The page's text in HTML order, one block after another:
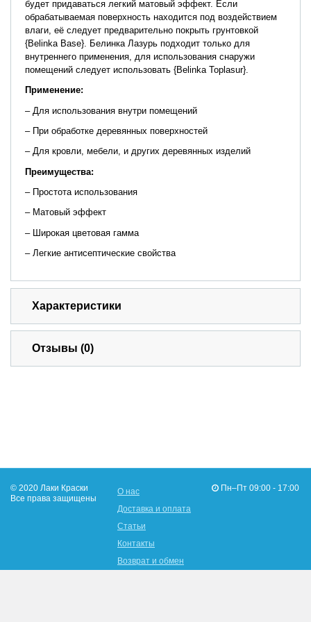
будет придаваться легкий матовый эффект. Если
обрабатываемая поверхность находится под воздействием
влаги, её следует предварительно покрыть грунтовкой
{Belinka Base}. Белинка Лазурь подходит только для
внутреннего применения, для использования снаружи
помещений следует использовать {Belinka Toplasur}.
Применение:
– Для использования внутри помещений
– При обработке деревянных поверхностей
– Для кровли, мебели, и других деревянных изделий
Преимущества:
– Простота использования
– Матовый эффект
– Широкая цветовая гамма
– Легкие антисептические свойства
Характеристики
Отзывы (0)
© 2020 Лаки Краски
Все права защищены
О нас
Доставка и оплата
Статьи
Контакты
Возврат и обмен
Пн–Пт 09:00 - 17:00